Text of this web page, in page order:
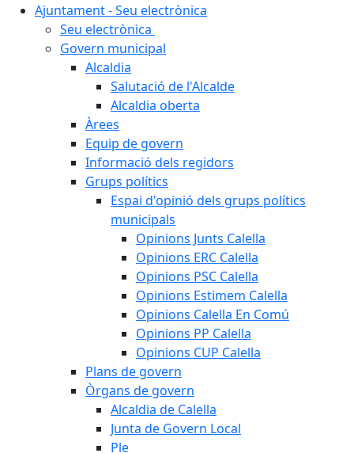
Ajuntament - Seu electrònica
Seu electrònica
Govern municipal
Alcaldia
Salutació de l'Alcalde
Alcaldia oberta
Àrees
Equip de govern
Informació dels regidors
Grups polítics
Espai d'opinió dels grups polítics
municipals
Opinions Junts Calella
Opinions ERC Calella
Opinions PSC Calella
Opinions Estimem Calella
Opinions Calella En Comú
Opinions PP Calella
Opinions CUP Calella
Plans de govern
Òrgans de govern
Alcaldia de Calella
Junta de Govern Local
Ple